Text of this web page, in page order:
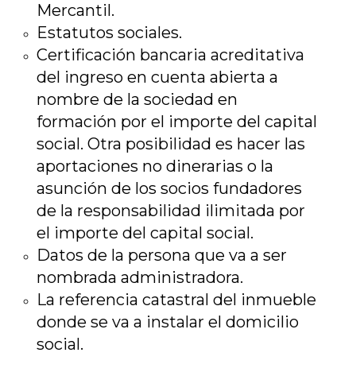
Mercantil.
Estatutos sociales.
Certificación bancaria acreditativa
del ingreso en cuenta abierta a
nombre de la sociedad en
formación por el importe del capital
social. Otra posibilidad es hacer las
aportaciones no dinerarias o la
asunción de los socios fundadores
de la responsabilidad ilimitada por
el importe del capital social.
Datos de la persona que va a ser
nombrada administradora.
La referencia catastral del inmueble
donde se va a instalar el domicilio
social.